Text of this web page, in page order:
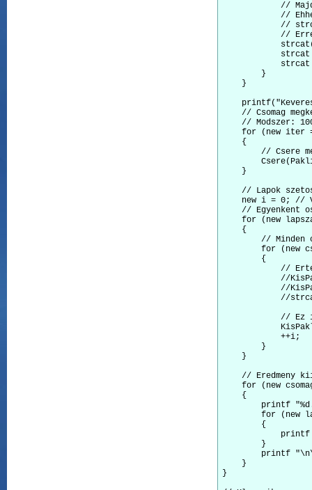
//
//
//
//
        }
    }
// Csomag
// Modszer:
for (new iter
    {
// Csere
    }
// Lapok
new i = 0; //
// Egyenkent
for (new
    {
// Minden
for (new
        {
//
//
//
//
// Ez
            ++i;
        }
    }
// Eredmeny
for (new
    {
printf
for (new
        {
        }
printf
    }
}